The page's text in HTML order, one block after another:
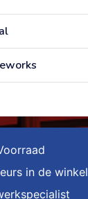
in de winkel